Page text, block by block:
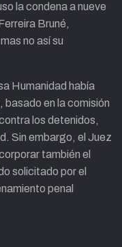
la condena a nueve
Bruné,
no así su
Humanidad había
basado en la comisión
los detenidos,
Sin embargo, el Juez
también el
solicitado por el
penal